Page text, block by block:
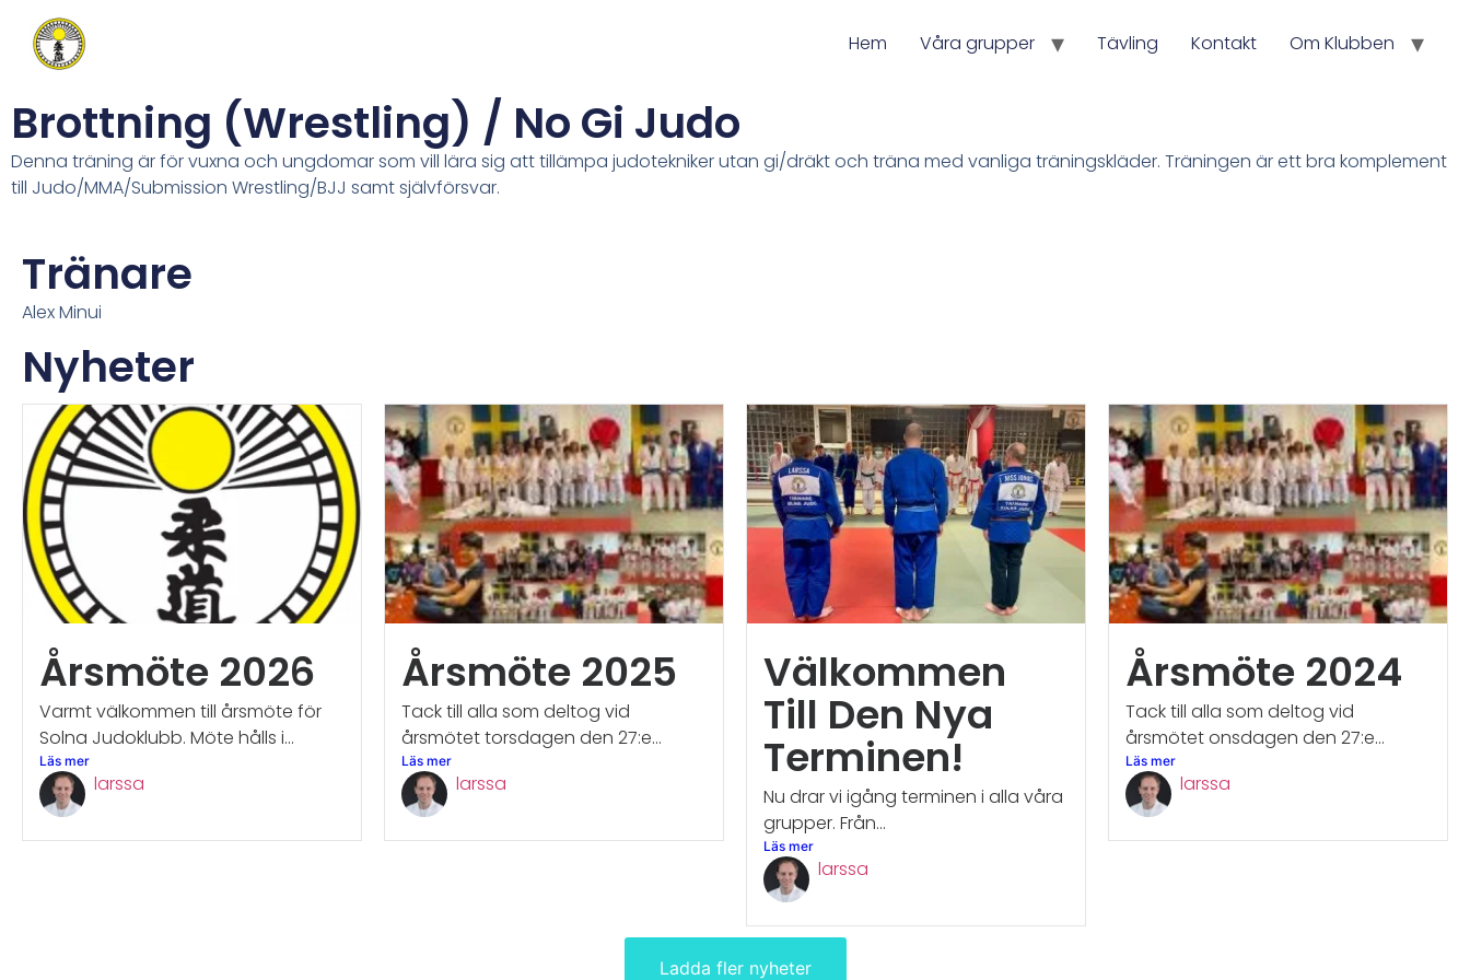
Hem Våra grupper Tävling Kontakt Om Klubben
Brottning (Wrestling) / No Gi Judo
Denna träning är för vuxna och ungdomar som vill lära sig att tillämpa judotekniker utan gi/dräkt och träna med vanliga träningskläder. Träningen är ett bra komplement
till Judo/MMA/Submission Wrestling/BJJ samt självförsvar.
Tränare
Alex Minui
Nyheter
Årsmöte 2026
Varmt välkommen till årsmöte för
Solna Judoklubb. Möte hålls i...
Läs mer
larssa
Årsmöte 2025
Tack till alla som deltog vid
årsmötet torsdagen den 27:e...
Läs mer
larssa
Välkommen
Till Den Nya
Terminen!
Nu drar vi igång terminen i alla våra
grupper. Från...
Läs mer
larssa
Årsmöte 2024
Tack till alla som deltog vid
årsmötet onsdagen den 27:e...
Läs mer
larssa
Ladda fler nyheter